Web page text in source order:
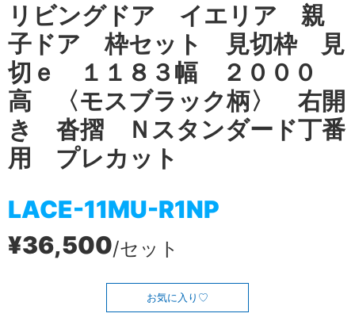
リビングドア イエリア 親
子ドア 枠セット 見切枠 見
切ｅ １１８３幅 ２０００
高 〈モスブラック柄〉 右開
き 沓摺 Ｎスタンダード丁番
用 プレカット
LACE-11MU-R1NP
¥36,500/セット
お気に入り